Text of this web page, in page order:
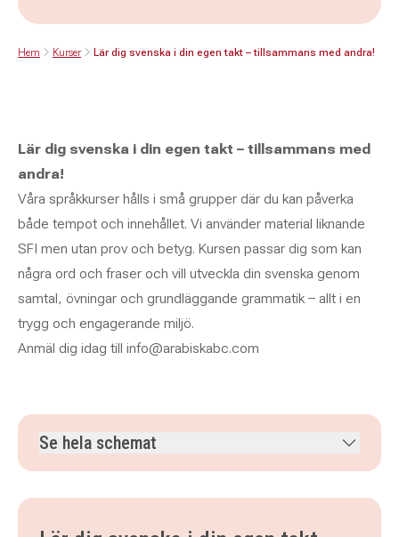
Hem Kurser Lär dig svenska i din egen takt – tillsammans med andra!
Lär dig svenska i din egen takt – tillsammans med
andra!
Våra språkkurser hålls i små grupper där du kan påverka
både tempot och innehållet. Vi använder material liknande
SFI men utan prov och betyg. Kursen passar dig som kan
några ord och fraser och vill utveckla din svenska genom
samtal, övningar och grundläggande grammatik – allt i en
trygg och engagerande miljö.
Anmäl dig idag till info@arabiskabc.com
Se hela schemat
måndag 17 augusti 2026
klockan 09.00–12.00